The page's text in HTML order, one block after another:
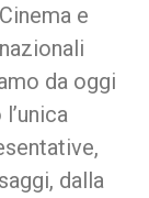
e
da oggi
dalla